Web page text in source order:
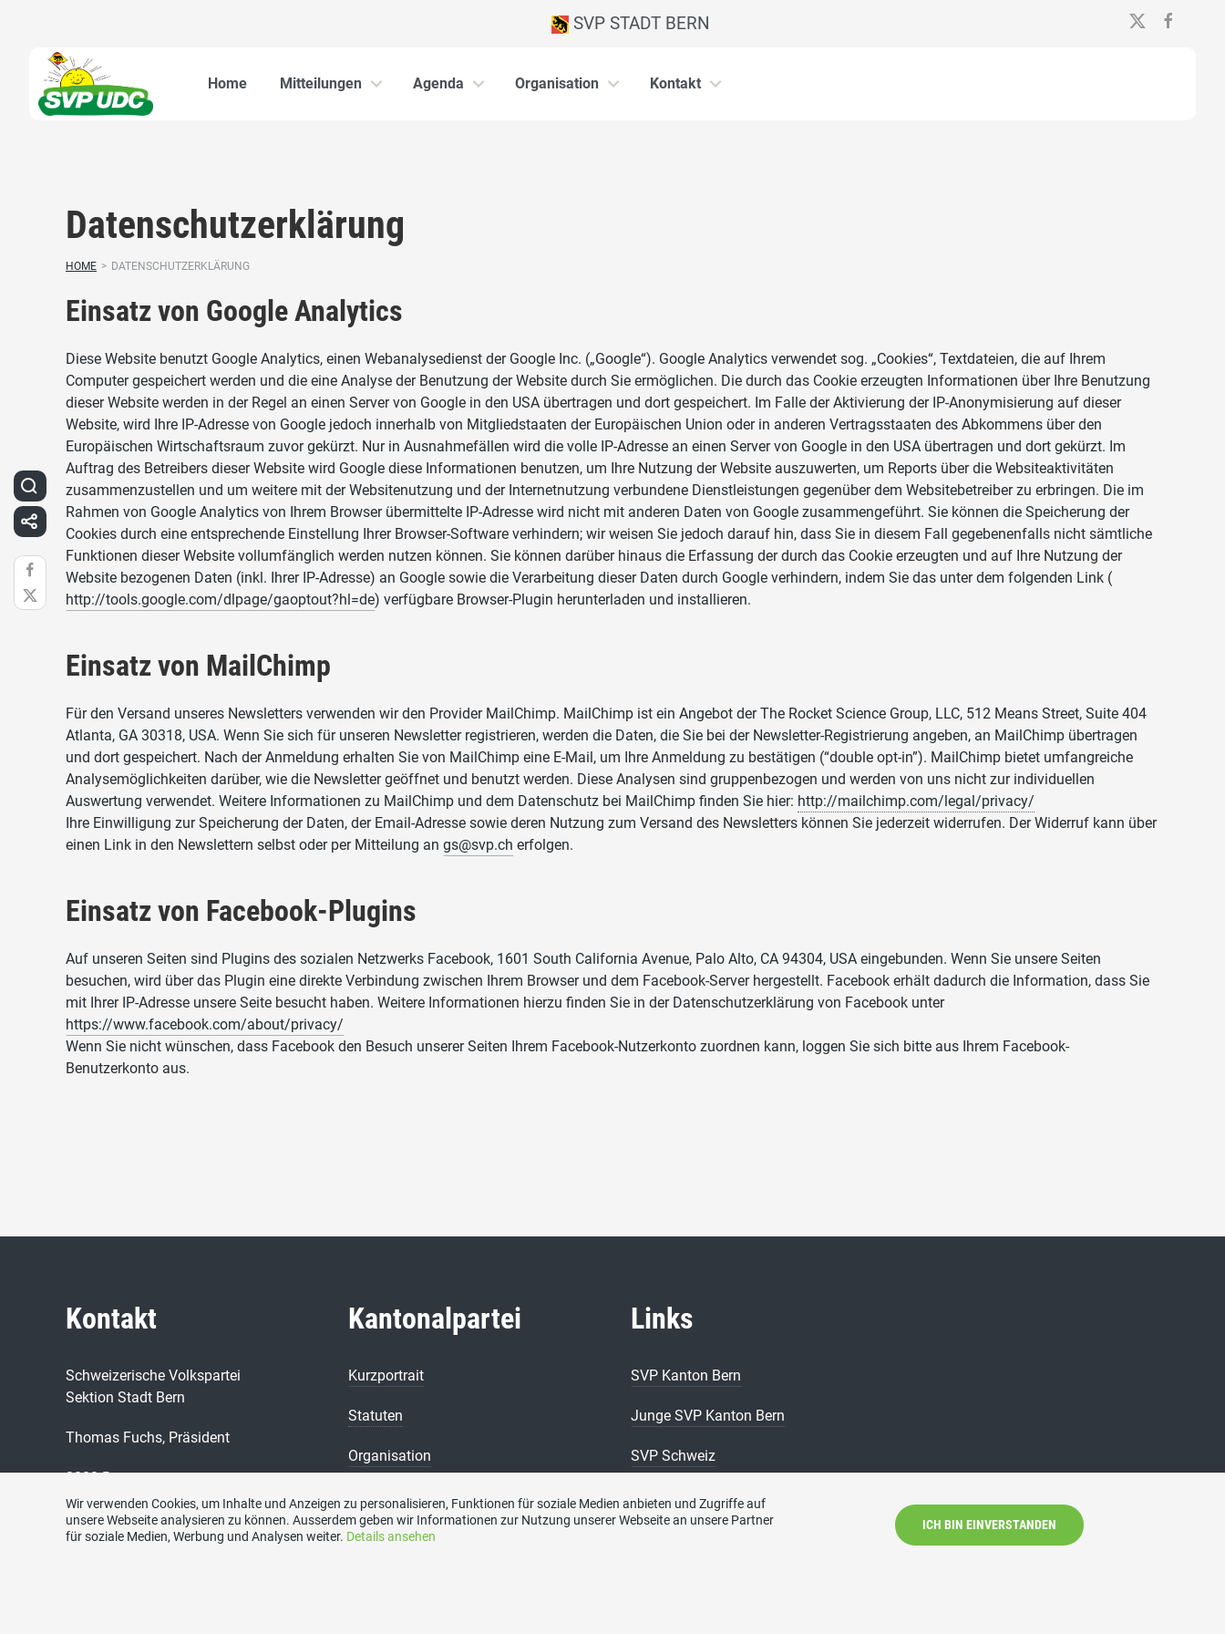
SVP STADT BERN
Home Mitteilungen Agenda Organisation Kontakt
Datenschutzerklärung
HOME > DATENSCHUTZERKLÄRUNG
Einsatz von Google Analytics
Diese Website benutzt Google Analytics, einen Webanalysedienst der Google Inc. („Google“). Google Analytics verwendet sog. „Cookies“, Textdateien, die auf Ihrem
Computer gespeichert werden und die eine Analyse der Benutzung der Website durch Sie ermöglichen. Die durch das Cookie erzeugten Informationen über Ihre Benutzung
dieser Website werden in der Regel an einen Server von Google in den USA übertragen und dort gespeichert. Im Falle der Aktivierung der IP-Anonymisierung auf dieser
Website, wird Ihre IP-Adresse von Google jedoch innerhalb von Mitgliedstaaten der Europäischen Union oder in anderen Vertragsstaaten des Abkommens über den
Europäischen Wirtschaftsraum zuvor gekürzt. Nur in Ausnahmefällen wird die volle IP-Adresse an einen Server von Google in den USA übertragen und dort gekürzt. Im
Auftrag des Betreibers dieser Website wird Google diese Informationen benutzen, um Ihre Nutzung der Website auszuwerten, um Reports über die Websiteaktivitäten
zusammenzustellen und um weitere mit der Websitenutzung und der Internetnutzung verbundene Dienstleistungen gegenüber dem Websitebetreiber zu erbringen. Die im
Rahmen von Google Analytics von Ihrem Browser übermittelte IP-Adresse wird nicht mit anderen Daten von Google zusammengeführt. Sie können die Speicherung der
Cookies durch eine entsprechende Einstellung Ihrer Browser-Software verhindern; wir weisen Sie jedoch darauf hin, dass Sie in diesem Fall gegebenenfalls nicht sämtliche
Funktionen dieser Website vollumfänglich werden nutzen können. Sie können darüber hinaus die Erfassung der durch das Cookie erzeugten und auf Ihre Nutzung der
Website bezogenen Daten (inkl. Ihrer IP-Adresse) an Google sowie die Verarbeitung dieser Daten durch Google verhindern, indem Sie das unter dem folgenden Link (
http://tools.google.com/dlpage/gaoptout?hl=de) verfügbare Browser-Plugin herunterladen und installieren.
Einsatz von MailChimp
Für den Versand unseres Newsletters verwenden wir den Provider MailChimp. MailChimp ist ein Angebot der The Rocket Science Group, LLC, 512 Means Street, Suite 404
Atlanta, GA 30318, USA. Wenn Sie sich für unseren Newsletter registrieren, werden die Daten, die Sie bei der Newsletter-Registrierung angeben, an MailChimp übertragen
und dort gespeichert. Nach der Anmeldung erhalten Sie von MailChimp eine E-Mail, um Ihre Anmeldung zu bestätigen (“double opt-in”). MailChimp bietet umfangreiche
Analysemöglichkeiten darüber, wie die Newsletter geöffnet und benutzt werden. Diese Analysen sind gruppenbezogen und werden von uns nicht zur individuellen
Auswertung verwendet. Weitere Informationen zu MailChimp und dem Datenschutz bei MailChimp finden Sie hier: http://mailchimp.com/legal/privacy/
Ihre Einwilligung zur Speicherung der Daten, der Email-Adresse sowie deren Nutzung zum Versand des Newsletters können Sie jederzeit widerrufen. Der Widerruf kann über
einen Link in den Newslettern selbst oder per Mitteilung an gs@svp.ch erfolgen.
Einsatz von Facebook-Plugins
Auf unseren Seiten sind Plugins des sozialen Netzwerks Facebook, 1601 South California Avenue, Palo Alto, CA 94304, USA eingebunden. Wenn Sie unsere Seiten
besuchen, wird über das Plugin eine direkte Verbindung zwischen Ihrem Browser und dem Facebook-Server hergestellt. Facebook erhält dadurch die Information, dass Sie
mit Ihrer IP-Adresse unsere Seite besucht haben. Weitere Informationen hierzu finden Sie in der Datenschutzerklärung von Facebook unter
https://www.facebook.com/about/privacy/
Wenn Sie nicht wünschen, dass Facebook den Besuch unserer Seiten Ihrem Facebook-Nutzerkonto zuordnen kann, loggen Sie sich bitte aus Ihrem Facebook-
Benutzerkonto aus.
Kontakt
Schweizerische Volkspartei
Sektion Stadt Bern
Thomas Fuchs, Präsident
3000 Bern
Tel.: +41 31 981 34 40
E-Mail: info@svp-stadt-bern.ch
Kantonalpartei
Kurzportrait
Statuten
Organisation
SVP Kanton Bern historisch
Links
SVP Kanton Bern
Junge SVP Kanton Bern
SVP Schweiz
SVP Frauen
Wir verwenden Cookies, um Inhalte und Anzeigen zu personalisieren, Funktionen für soziale Medien anbieten und Zugriffe auf
unsere Webseite analysieren zu können. Ausserdem geben wir Informationen zur Nutzung unserer Webseite an unsere Partner
für soziale Medien, Werbung und Analysen weiter. Details ansehen
ICH BIN EINVERSTANDEN